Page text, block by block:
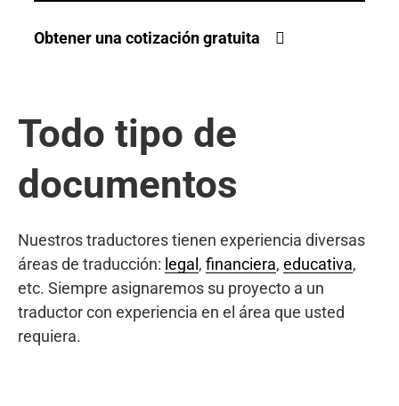
Obtener una cotización gratuita
Todo tipo de
documentos
Nuestros traductores tienen experiencia diversas
áreas de traducción: legal , financiera, educativa,
etc. Siempre asignaremos su proyecto a un
traductor con experiencia en el área que usted
requiera.